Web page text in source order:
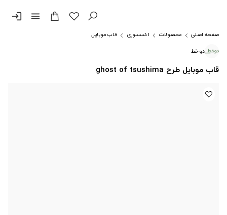
menu
login
صفحه اصلی محصولات اکسسوری
قاب موبایل
دوخط
قاب موبایل طرح ghost of tsushima